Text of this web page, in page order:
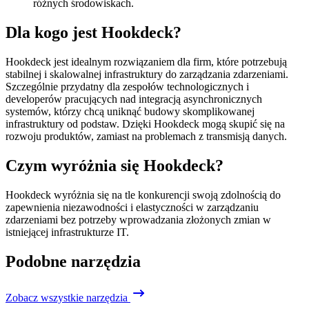
różnych środowiskach.
Dla kogo jest Hookdeck?
Hookdeck jest idealnym rozwiązaniem dla firm, które potrzebują
stabilnej i skalowalnej infrastruktury do zarządzania zdarzeniami.
Szczególnie przydatny dla zespołów technologicznych i
developerów pracujących nad integracją asynchronicznych
systemów, którzy chcą uniknąć budowy skomplikowanej
infrastruktury od podstaw. Dzięki Hookdeck mogą skupić się na
rozwoju produktów, zamiast na problemach z transmisją danych.
Czym wyróżnia się Hookdeck?
Hookdeck wyróżnia się na tle konkurencji swoją zdolnością do
zapewnienia niezawodności i elastyczności w zarządzaniu
zdarzeniami bez potrzeby wprowadzania złożonych zmian w
istniejącej infrastrukturze IT.
Podobne narzędzia
Zobacz wszystkie narzędzia